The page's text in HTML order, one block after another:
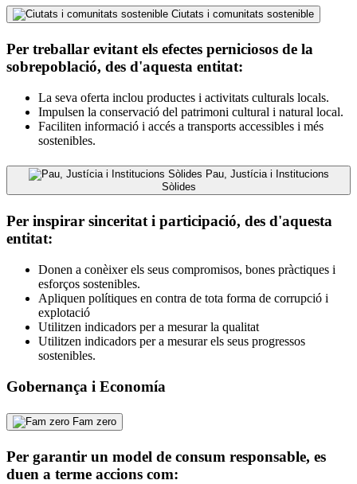
Ciutats i comunitats sostenible
Per treballar evitant els efectes perniciosos de la
sobrepoblació, des d'aquesta entitat:
La seva oferta inclou productes i activitats culturals locals.
Impulsen la conservació del patrimoni cultural i natural local.
Faciliten informació i accés a transports accessibles i més
sostenibles.
Pau, Justícia i Institucions
Sòlides
Per inspirar sinceritat i participació, des d'aquesta
entitat:
Donen a conèixer els seus compromisos, bones pràctiques i
esforços sostenibles.
Apliquen polítiques en contra de tota forma de corrupció i
explotació
Utilitzen indicadors per a mesurar la qualitat
Utilitzen indicadors per a mesurar els seus progressos
sostenibles.
Gobernança i Economía
Fam zero
Per garantir un model de consum responsable, es
duen a terme accions com: